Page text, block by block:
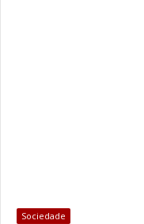
Sociedade